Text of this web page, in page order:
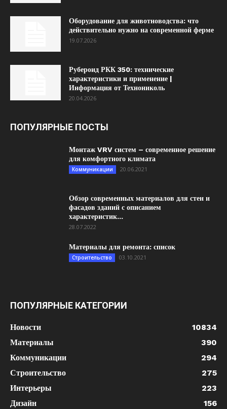
Оборудование для животноводства: что
действительно нужно на современной ферме
19.07.2026
Рубероид РКК 350: технические
характеристики и применение |
Информация от Технониколь
20.04.2026
ПОПУЛЯРНЫЕ ПОСТЫ
Монтаж VRV систем – современное решение
для комфортного климата
Коммуникации 20.06.2021
Обзор современных материалов для стен и
фасадов зданий с описанием
характеристик...
28.07.2022
Материалы для ремонта: список
Строительство 03.10.2021
ПОПУЛЯРНЫЕ КАТЕГОРИИ
Новости
10834
Материалы
390
Коммуникации
294
Строительство
275
Интерьеры
223
Дизайн
156